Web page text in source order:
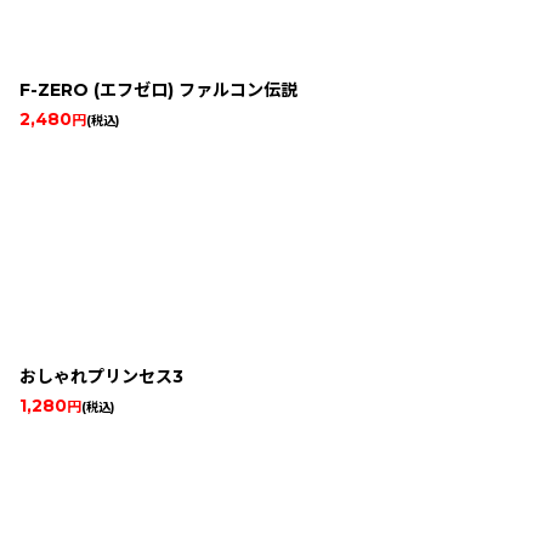
F-ZERO (エフゼロ) ファルコン伝説
2,480円 (税込)
おしゃれプリンセス3
1,280円 (税込)